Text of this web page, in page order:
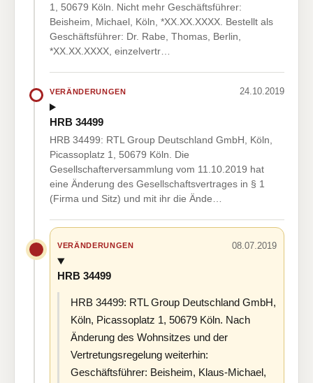
1, 50679 Köln. Nicht mehr Geschäftsführer:
Beisheim, Michael, Köln, *XX.XX.XXXX. Bestellt als
Geschäftsführer: Dr. Rabe, Thomas, Berlin,
*XX.XX.XXXX, einzelvertr…
VERÄNDERUNGEN 24.10.2019
HRB 34499
HRB 34499: RTL Group Deutschland GmbH, Köln,
Picassoplatz 1, 50679 Köln. Die
Gesellschafterversammlung vom 11.10.2019 hat
eine Änderung des Gesellschaftsvertrages in § 1
(Firma und Sitz) und mit ihr die Ände…
VERÄNDERUNGEN 08.07.2019
HRB 34499
HRB 34499: RTL Group Deutschland GmbH,
Köln, Picassoplatz 1, 50679 Köln. Nach
Änderung des Wohnsitzes und der
Vertretungsregelung weiterhin:
Geschäftsführer: Beisheim, Klaus-Michael,